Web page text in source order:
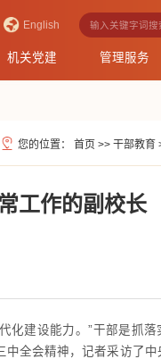
English
机关党建 管理服务
您的位置： 首页 >> 干部教育
工作的副校长
化建设能力。”干部是抓落
全会精神，记者采访了中